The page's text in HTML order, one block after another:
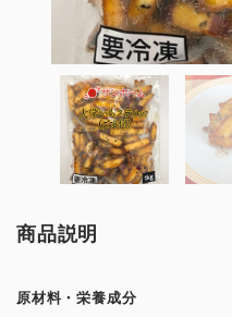
商品説明
原材料・栄養成分